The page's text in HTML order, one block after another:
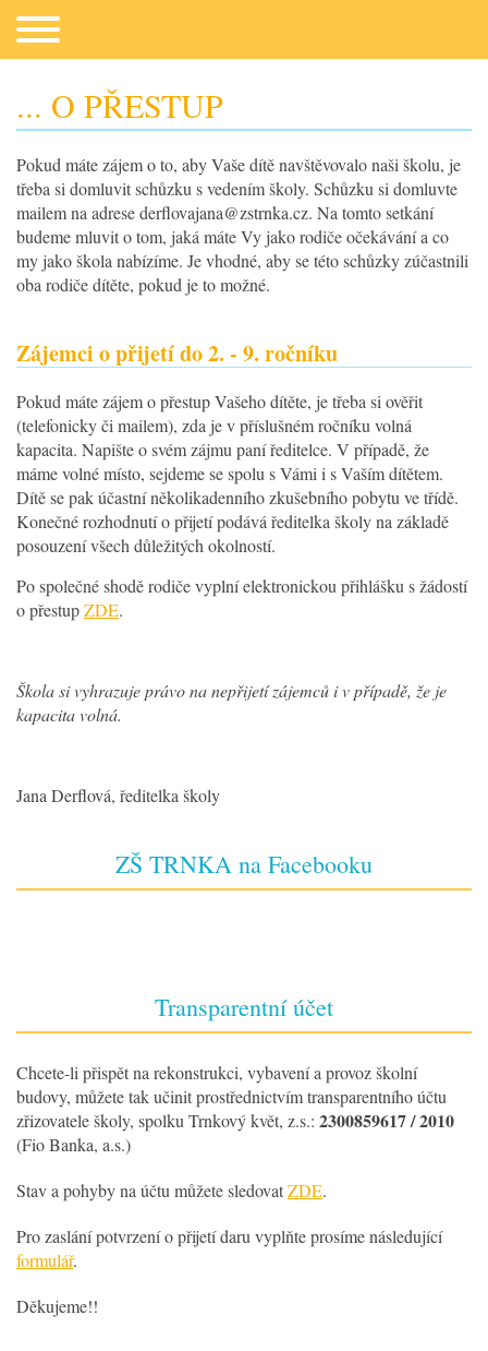
Co potřebujeme
Fotogalerie
Kontakt
... O PŘESTUP
Pokud máte zájem o to, aby Vaše dítě navštěvovalo naši školu, je
třeba si domluvit schůzku s vedením školy. Schůzku si domluvte
mailem na adrese derflovajana@zstrnka.cz. Na tomto setkání
budeme mluvit o tom, jaká máte Vy jako rodiče očekávání a co
my jako škola nabízíme. Je vhodné, aby se této schůzky zúčastnili
oba rodiče dítěte, pokud je to možné.
Zájemci o přijetí do 2. - 9. ročníku
Pokud máte zájem o přestup Vašeho dítěte, je třeba si ověřit
(telefonicky či mailem), zda je v příslušném ročníku volná
kapacita. Napište o svém zájmu paní ředitelce. V případě, že
máme volné místo, sejdeme se spolu s Vámi i s Vaším dítětem.
Dítě se pak účastní několikadenního zkušebního pobytu ve třídě.
Konečné rozhodnutí o přijetí podává ředitelka školy na základě
posouzení všech důležitých okolností.
Po společné shodě rodiče vyplní elektronickou přihlášku s žádostí
o přestupZDE.
Škola si vyhrazuje právo na nepřijetí zájemců i v případě, že je
kapacita volná.
Jana Derflová, ředitelka školy
ZŠ TRNKA na Facebooku
Transparentní účet
Chcete-li přispět na rekonstrukci, vybavení a provoz školní
budovy, můžete tak učinit prostřednictvím transparentního účtu
zřizovatele školy, spolku Trnkový květ, z.s.: 2300859617 / 2010
(Fio Banka, a.s.)
Stav a pohyby na účtu můžete sledovatZDE.
Pro zaslání potvrzení o přijetí daru vyplňte prosíme následující
formulář.
Děkujeme!!